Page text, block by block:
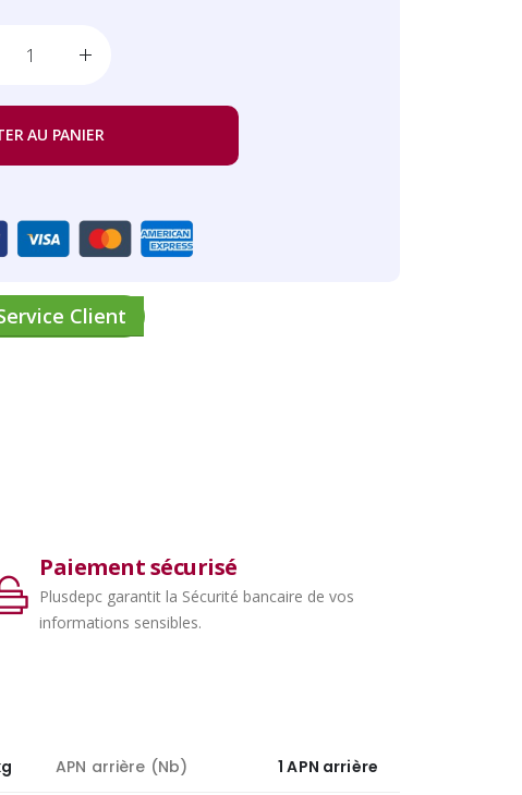
AU PANIER
Client
Paiement sécurisé
Plusdepc garantit la Sécurité bancaire de vos
informations sensibles.
APN arrière (Nb) 1 APN arrière